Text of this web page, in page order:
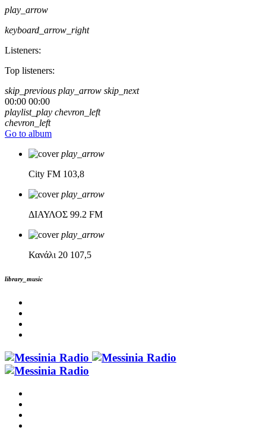
play_arrow
keyboard_arrow_right
Listeners:
Top listeners:
skip_previous play_arrow skip_next
00:00 00:00
playlist_play chevron_left
chevron_left
Go to album
play_arrow
City FM 103,8
play_arrow
ΔΙΑΥΛΟΣ 99.2 FM
play_arrow
Κανάλι 20 107,5
library_music